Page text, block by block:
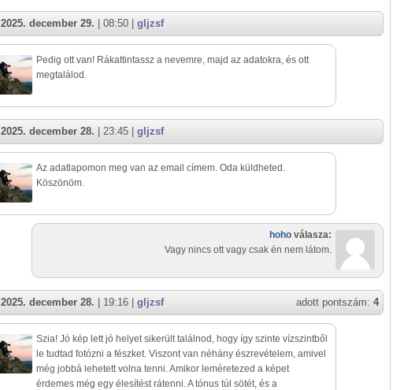
2025. december 29. | 08:50 | gljzsf
Pedig ott van! Rákattintassz a nevemre, majd az adatokra, és ott
megtalálod.
2025. december 28. | 23:45 | gljzsf
Az adatlapomon meg van az email címem. Oda küldheted.
Köszönöm.
hoho válasza:
Vagy nincs ott vagy csak én nem látom.
adott pontszám: 4
2025. december 28. | 19:16 | gljzsf
Szia! Jó kép lett jó helyet sikerült találnod, hogy így szinte vízszintből
le tudtad fotózni a fészket. Viszont van néhány észrevételem, amivel
még jobbá lehetett volna tenni. Amikor leméretezed a képet
érdemes még egy élesítést rátenni. A tónus túl sötét, és a